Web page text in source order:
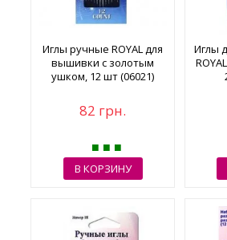
Иглы ручные ROYAL для
вышивки с золотым
ушком, 12 шт (06021)
82 грн.
В КОРЗИНУ
Иглы